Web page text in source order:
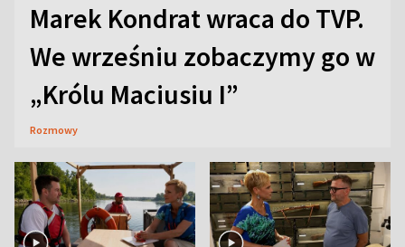
Marek Kondrat wraca do TVP.
We wrześniu zobaczymy go w
„Królu Maciusiu I”
Rozmowy